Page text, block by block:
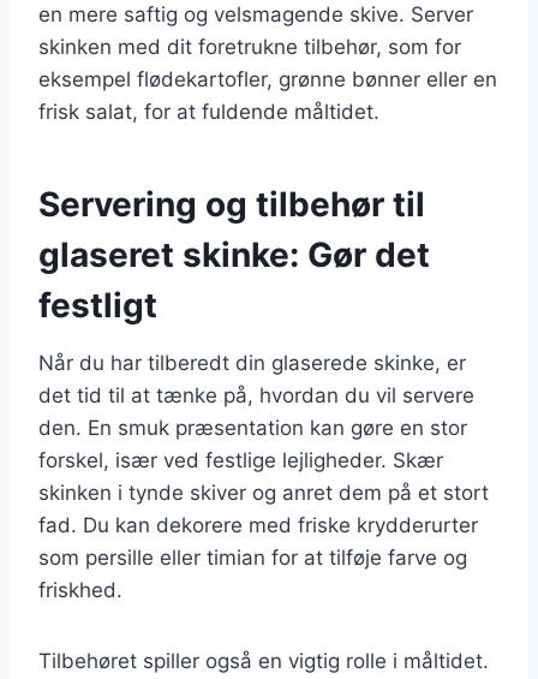
en mere saftig og velsmagende skive. Server
skinken med dit foretrukne tilbehør, som for
eksempel flødekartofler, grønne bønner eller en
frisk salat, for at fuldende måltidet.
Servering og tilbehør til
glaseret skinke: Gør det
festligt
Når du har tilberedt din glaserede skinke, er
det tid til at tænke på, hvordan du vil servere
den. En smuk præsentation kan gøre en stor
forskel, især ved festlige lejligheder. Skær
skinken i tynde skiver og anret dem på et stort
fad. Du kan dekorere med friske krydderurter
som persille eller timian for at tilføje farve og
friskhed.
Tilbehøret spiller også en vigtig rolle i måltidet.